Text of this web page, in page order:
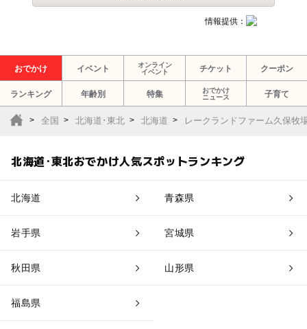
情報提供：
おでかけ イベント
オンライン
イベント
チケット クーポン
ランキング 年齢別 特集
おでかけ
ニュース
子育て
全国 北海道･東北 北海道 レークランドファーム久保牧
北海道･東北おでかけ人気スポットランキング
北海道 青森県
岩手県 宮城県
秋田県 山形県
福島県